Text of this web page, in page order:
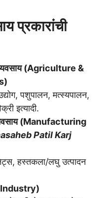
प्रकारांची
व्यवसाय (Agriculture &
पशुपालन, मत्स्यपालन,
इत्यादी.
(Manufacturing
Patil Karj
हस्तकला/लघु उत्पादन
Industry)